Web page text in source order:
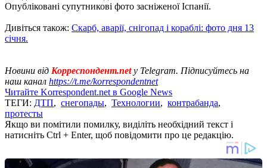
Опубліковані супутникові фото засніженої Іспанії.
Дивіться також: Скарб, аварії, снігопад і кораблі: фото дня 13
січня.
Новини від Корреспондент.netу Telegram. Підписуйтесь на
наш канал https://t.me/korrespondentnet
Читайте Korrespondent.net в Google News
ТЕГИ: ДТП, снегопады, Технологии, контрабанда,
протесты
Якщо ви помітили помилку, виділіть необхідний текст і
натисніть Ctrl + Enter, щоб повідомити про це редакцію.